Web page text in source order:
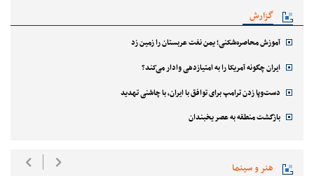
گزارش
آموزش محاصره‌شکنی؛ یمن نفت عربستان را زمین زد
ایران چگونه آمریکا را به امتیازدهی وادار می‌کند؟
دست‌وپا زدن ترامپ برای توافق با ایران، با چاشنی تهدید
بازگشت منطقه به عصر یخبندان
هنر و سینما